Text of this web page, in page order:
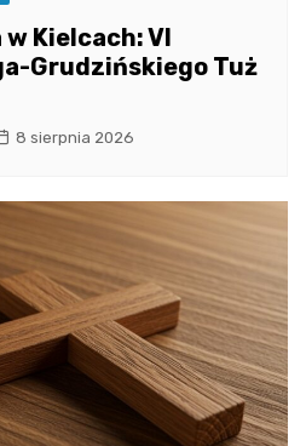
Kielcach: VI
Grudzińskiego Tuż
8 sierpnia 2026